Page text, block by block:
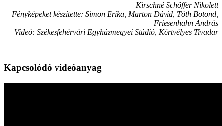
Kirschné Schöffer Nikolett
Fényképeket készítette: Simon Erika, Marton Dávid, Tóth Botond,
Friesenhahn András
Videó: Székesfehérvári Egyházmegyei Stúdió, Körtvélyes Tivadar
Kapcsolódó videóanyag